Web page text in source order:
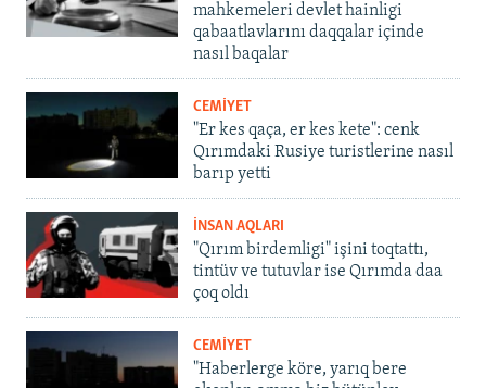
mahkemeleri devlet hainligi
qabaatlavlarını daqqalar içinde
nasıl baqalar
CEMİYET
"Er kes qaça, er kes kete": cenk
Qırımdaki Rusiye turistlerine nasıl
barıp yetti
İNSAN AQLARI
"Qırım birdemligi" işini toqtattı,
tintüv ve tutuvlar ise Qırımda daa
çoq oldı
CEMİYET
"Haberlerge köre, yarıq bere